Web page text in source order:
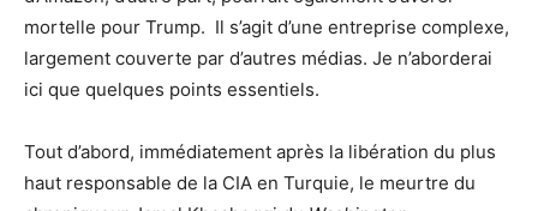
mortelle pour Trump. Il s’agit d’une entreprise complexe,
largement couverte par d’autres médias. Je n’aborderai
ici que quelques points essentiels.
Tout d’abord, immédiatement après la libération du plus
haut responsable de la CIA en Turquie, le meurtre du